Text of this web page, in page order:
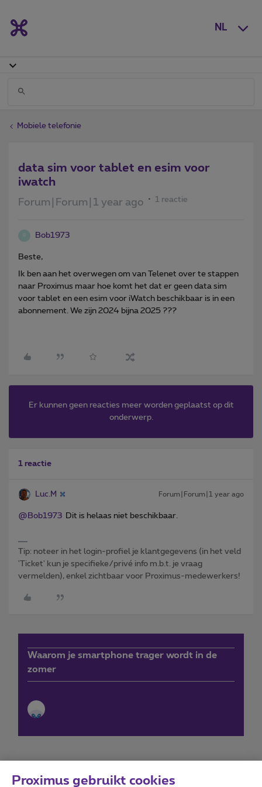
NL
Mobiele telefonie
data sim voor tablet en esim voor
iwatch
Forum|Forum|1 year ago 1 reactie
B Bob1973
Beste,
Ik ben aan het overwegen om van Telenet over te stappen
naar Proximus maar hoe komt het dat er geen data sim
voor tablet en een esim voor iWatch beschikbaar is in een
abonnement. We zijn 2024 bijna 2025 ???
Er kunnen geen reacties meer worden geplaatst op dit
onderwerp.
1 reactie
Luc.M Forum|Forum|1 year ago
@Bob1973 Dit is helaas niet beschikbaar.
Tip: noteer in het login-profiel je klantgegevens (in het veld
'Ticket' kun je specifieke/privé info m.b.t. je vraag
vermelden), enkel zichtbaar voor Proximus-medewerkers!
Waarom je smartphone trager wordt in de
zomer
Proximus gebruikt cookies